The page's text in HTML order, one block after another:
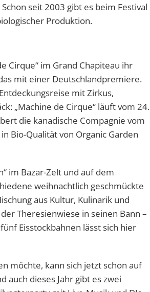
seit 2003 gibt es beim Festival
Produktion.
Cirque“ im Grand Chapiteau ihr
mit einer Deutschlandpremiere.
mit Zirkus,
„Machine de Cirque“ läuft vom 24.
die kanadische Compagnie vom
Bio-Qualität von Organic Garden
im Bazar-Zelt und auf dem
weihnachtlich geschmückte
aus Kultur, Kulinarik und
Theresienwiese in seinen Bann –
Eisstockbahnen lässt sich hier
möchte, kann sich jetzt schon auf
dieses Jahr gibt es zwei